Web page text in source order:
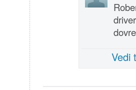
Vedi